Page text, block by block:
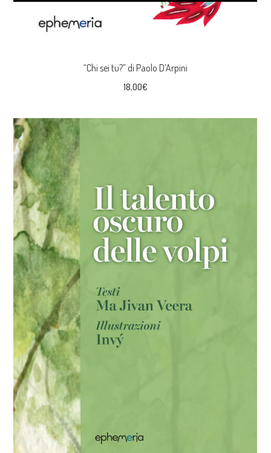
“Chi sei tu?” di Paolo D’Arpini
18,00€